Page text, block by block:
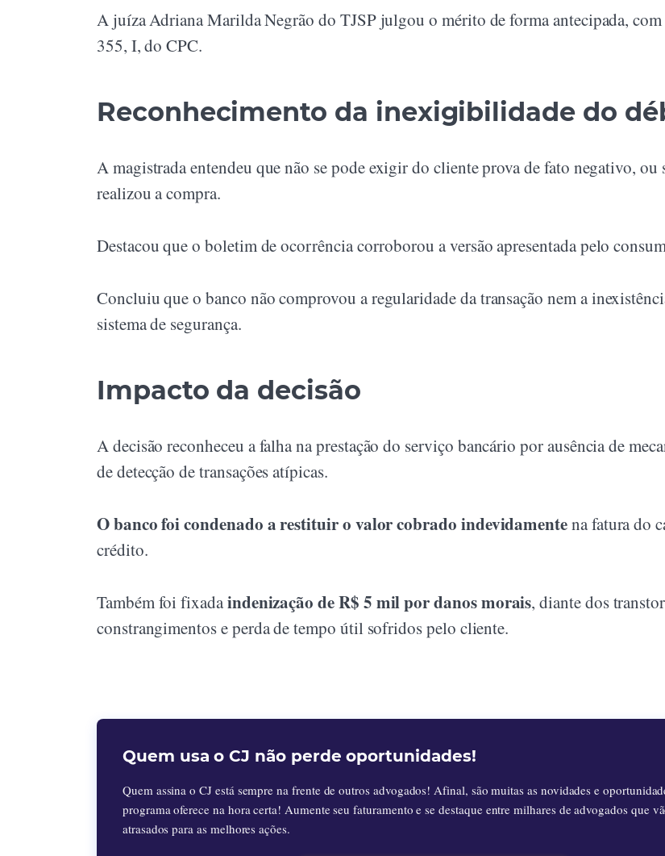
A juíza Adriana Marilda Negrão do TJSP julgou o mérito de forma antecipada, com
355, I, do CPC.
Reconhecimento da inexigibilidade do
A magistrada entendeu que não se pode exigir do cliente prova de fato negativo, ou
realizou a compra.
Destacou que o boletim de ocorrência corroborou a versão apresentada pelo
Concluiu que o banco não comprovou a regularidade da transação nem a
sistema de segurança.
Impacto da decisão
A decisão reconheceu a falha na prestação do serviço bancário por ausência de
de detecção de transações atípicas.
O banco foi condenado a restituir o valor cobrado indevidamentena fatura do
crédito.
Também foi fixadaindenização de R$ 5 mil por danos morais, diante dos
constrangimentos e perda de tempo útil sofridos pelo cliente.
Quem usa o CJ não perde oportunidades!
Quem assina o CJ está sempre na frente de outros advogados! Afinal, são muitas as novidades e
programa oferece na hora certa! Aumente seu faturamento e se destaque entre milhares de advogados que
atrasados para as melhores ações.